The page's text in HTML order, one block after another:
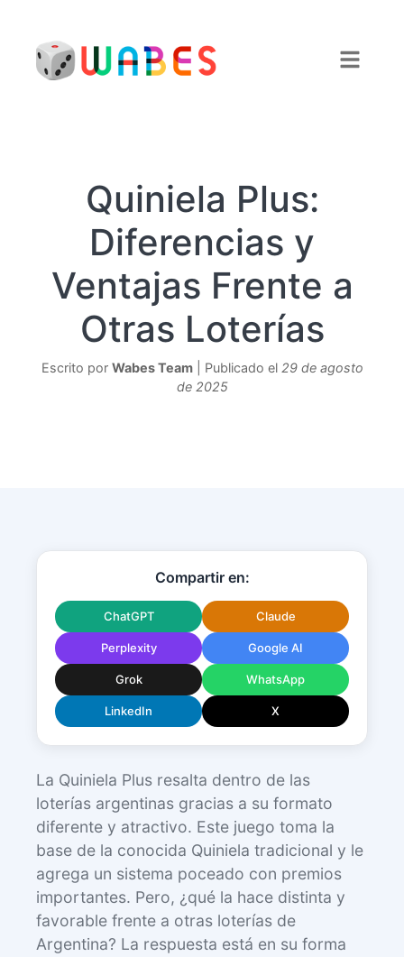
Quiniela Plus:
Diferencias y
Ventajas Frente a
Otras Loterías
Escrito por Wabes Team| Publicado el 29 de agosto
de 2025
Compartir en:
ChatGPT Claude
Perplexity Google AI
Grok WhatsApp
LinkedIn X
La Quiniela Plus resalta dentro de las
loterías argentinas gracias a su formato
diferente y atractivo. Este juego toma la
base de la conocida Quiniela tradicional y le
agrega un sistema poceado con premios
importantes. Pero, ¿qué la hace distinta y
favorable frente a otras loterías de
Argentina? La respuesta está en su forma